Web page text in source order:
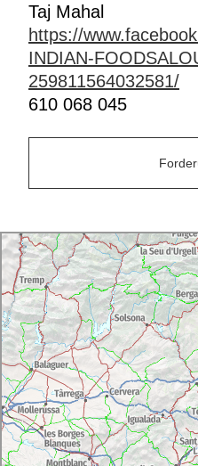
Taj Mahal
https://
INDIAN-
259811564032581/
610 068 045